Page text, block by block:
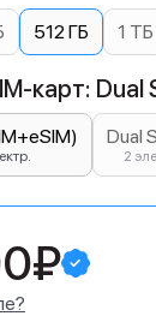
512 ГБ 1 ТБ
карт: Dual
Dual
2